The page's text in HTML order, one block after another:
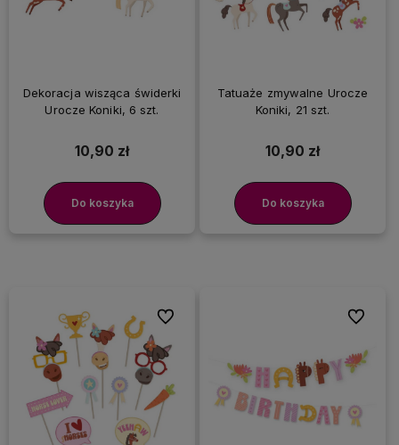
Dekoracja wisząca świderki
Urocze Koniki, 6 szt.
10,90 zł
Do koszyka
Tatuaże zmywalne Urocze
Koniki, 21 szt.
10,90 zł
Do koszyka
Do ulubionych Do